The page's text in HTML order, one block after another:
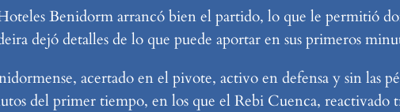
Benidorm arrancó bien el partido, lo que le permitió
dejó detalles de lo que puede aportar en sus primeros
acertado en el pivote, activo en defensa y sin las
del primer tiempo, en los que el Rebi Cuenca,